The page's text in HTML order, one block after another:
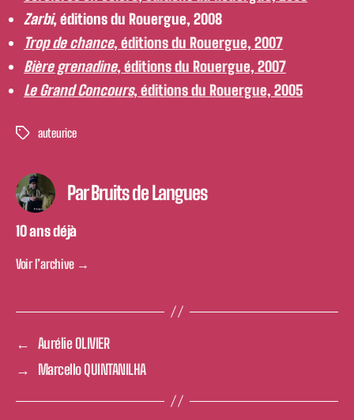
Zarbi, éditions du Rouergue, 2008
Trop de chance, éditions du Rouergue, 2007
Bière grenadine, éditions du Rouergue, 2007
Le Grand Concours, éditions du Rouergue, 2005
Étiquettesauteurice
Par Bruits de Langues
1O ans déjà
Voir l’archive →
← Aurélie OLIVIER
→
Marcello QUINTANILHA